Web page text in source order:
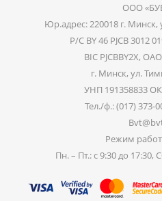
ООО
Юр.адрес: 220018 г. Минск,
Р/С BY 46 PJCB 3012
BIC PJCBBY2X,
г. Минск, ул.
УНП 191358833
Тел./ф.: (017) 373-
Режим
Пн. – Пт.: с 9:30 до